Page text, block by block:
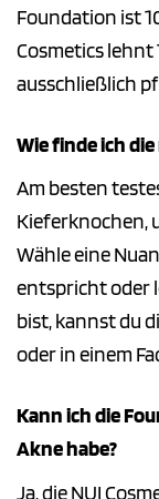
Foundation ist
Cosmetics
ausschließlich
Wie finde ich
Am besten
Kieferknochen,
Wähle eine
entspricht oder
bist, kannst du
oder in einem
Kann ich die
Akne habe?
Ja, die NUI